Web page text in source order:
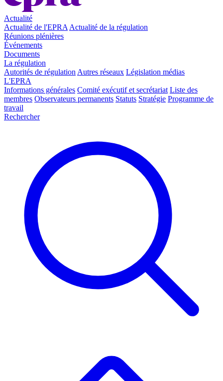
Actualité
Actualité de l'EPRA Actualité de la régulation
Réunions plénières
Événements
Documents
La régulation
Autorités de régulation Autres réseaux Législation médias
L'EPRA
Informations générales Comité exécutif et secrétariat Liste des
membres Observateurs permanents Statuts Stratégie Programme de
travail
Rechercher